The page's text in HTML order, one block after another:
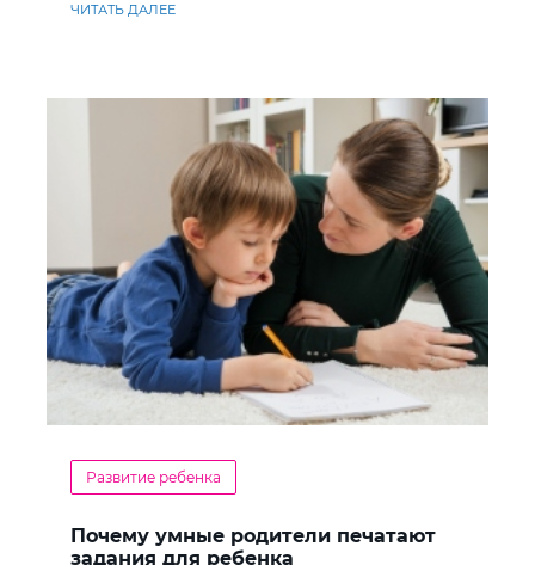
ЧИТАТЬ ДАЛЕЕ
Развитие ребенка
Почему умные родители печатают
задания для ребенка